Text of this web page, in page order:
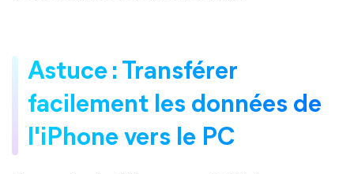
Astuce : Transférer
facilement les données de
l'iPhone vers le PC